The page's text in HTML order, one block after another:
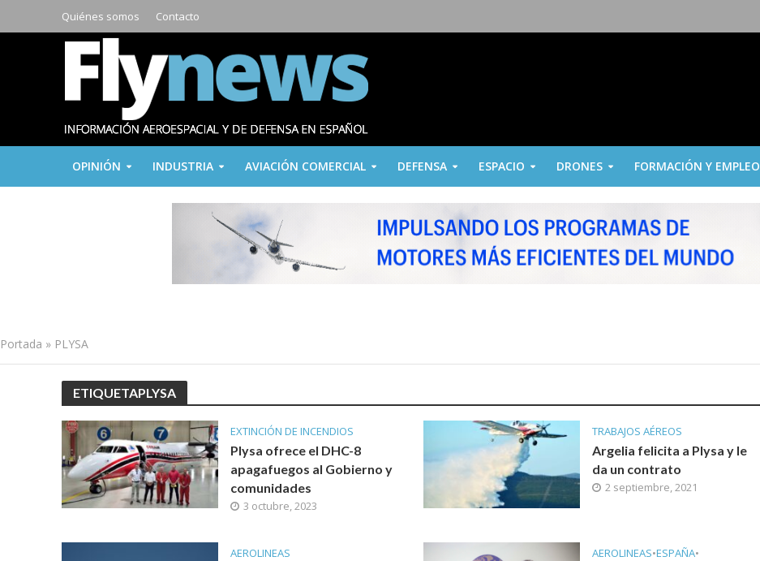
Quiénes somos Contacto
OPINIÓN INDUSTRIA AVIACIÓN COMERCIAL DEFENSA ESPACIO DRONES FORMACIÓN Y EMPLEO
Portada » PLYSA
ETIQUETAPLYSA
EXTINCIÓN DE INCENDIOS
Plysa ofrece el DHC-8
apagafuegos al Gobierno y
comunidades
3 octubre, 2023
TRABAJOS AÉREOS
Argelia felicita a Plysa y le
da un contrato
2 septiembre, 2021
AEROLINEAS AEROLINEAS•ESPAÑA•